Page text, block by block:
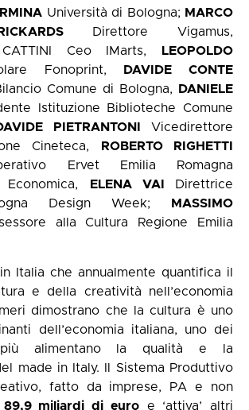
Università di Bologna; MARCO
Direttore Vigamus,
CATTINI Ceo IMarts,
LEOPOLDO
Fonoprint,
DAVIDE CONTE
Comune di Bologna,
DANIELE
Istituzione Biblioteche Comune
PIETRANTONI
Vicedirettore
Cineteca,
ROBERTO RIGHETTI
Ervet Emilia Ro­magna
Economica,
ELENA VAI
Direttrice
Design Week;
MASSIMO
alla Cultura Regione Emilia
Italia che annualmente quantifica il
e della creatività nell’economia
dimostrano che la cultura è uno
dell’economia italiana, uno dei
alimentano la qualità e la
made in Italy. Il Sistema Produttivo
fatto da imprese, PA e non
89,9 miliardi di euroe ‘attiva’ altri